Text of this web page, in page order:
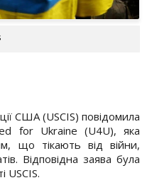
США (USCIS) повідомила
for Ukraine (U4U), яка
що тікають від війни,
Відповідна заява була
USCIS.